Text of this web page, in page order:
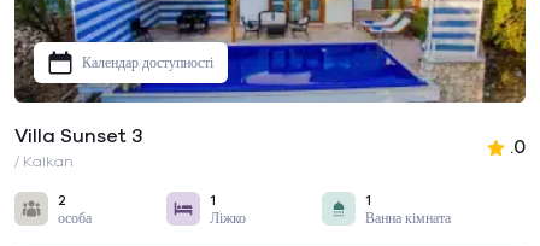
Календар доступності
Villa Sunset 3
/ Kalkan
.0
2
особа
1
Ліжко
1
Ванна кімната